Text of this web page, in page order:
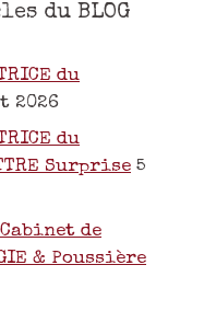
du BLOG
du
2026
du
Surprise 5
Cabinet de
& Poussière